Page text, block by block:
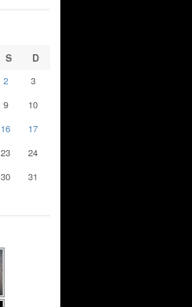
S D
2
3
9
10
16
17
23
24
30
31